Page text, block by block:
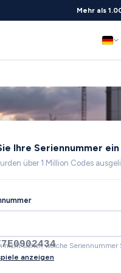
Mehr als
Ihre Seriennummer ein
über 1 Million Codes
nicht sicher, welche Seriennummer
anzeigen